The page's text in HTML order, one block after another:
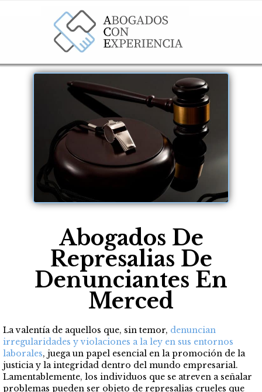
Abogados De
Represalias De
Denunciantes En
Merced
La valentía de aquellos que, sin temor, denuncian
irregularidades y violaciones a la ley en sus entornos
laborales, juega un papel esencial en la promoción de la
justicia y la integridad dentro del mundo empresarial.
Lamentablemente, los individuos que se atreven a señalar
problemas pueden ser objeto de represalias crueles que